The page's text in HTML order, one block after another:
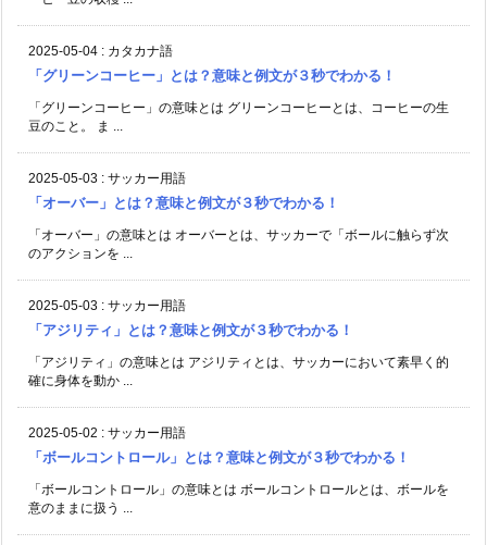
2025-05-04 : カタカナ語
「グリーンコーヒー」とは？意味と例文が３秒でわかる！
「グリーンコーヒー」の意味とは グリーンコーヒーとは、コーヒーの生
豆のこと。 ま ...
2025-05-03 : サッカー用語
「オーバー」とは？意味と例文が３秒でわかる！
「オーバー」の意味とは オーバーとは、サッカーで「ボールに触らず次
のアクションを ...
2025-05-03 : サッカー用語
「アジリティ」とは？意味と例文が３秒でわかる！
「アジリティ」の意味とは アジリティとは、サッカーにおいて素早く的
確に身体を動か ...
2025-05-02 : サッカー用語
「ボールコントロール」とは？意味と例文が３秒でわかる！
「ボールコントロール」の意味とは ボールコントロールとは、ボールを
意のままに扱う ...